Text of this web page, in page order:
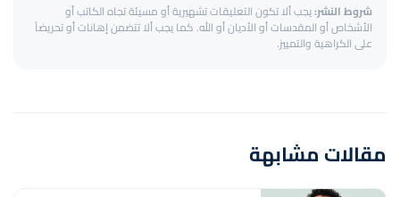
شروط النشر:يجب ألا تكون التعليقات تشهيرية أو مسيئة تجاه الكاتب أو
الأشخاص أو المقدسات أو الأديان أو الله. كما يجب ألا تتضمن إهانات أو تحريضاً
على الكراهية والتمييز.
مقالات مشابهة